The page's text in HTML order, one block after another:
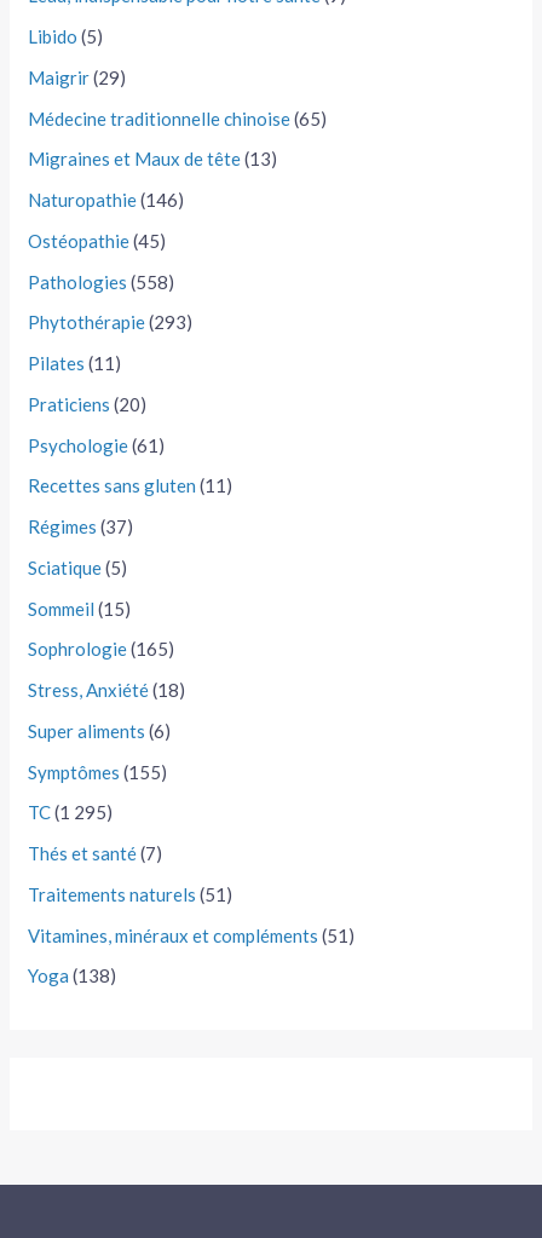
Libido (5)
Maigrir(29)
Médecine traditionnelle chinoise(65)
Migraines et Maux de tête(13)
Naturopathie(146)
Ostéopathie(45)
Pathologies (558)
Phytothérapie(293)
Pilates (11)
Praticiens (20)
Psychologie(61)
Recettes sans gluten (11)
Régimes (37)
Sciatique(5)
Sommeil (15)
Sophrologie(165)
Stress, Anxiété(18)
Super aliments (6)
Symptômes (155)
TC(1 295)
Thés et santé(7)
Traitements naturels (51)
Vitamines, minéraux et compléments (51)
Yoga (138)